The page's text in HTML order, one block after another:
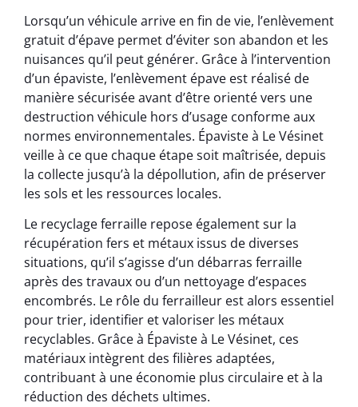
Lorsqu’un véhicule arrive en fin de vie, l’enlèvement
gratuit d’épave permet d’éviter son abandon et les
nuisances qu’il peut générer. Grâce à l’intervention
d’un épaviste, l’enlèvement épave est réalisé de
manière sécurisée avant d’être orienté vers une
destruction véhicule hors d’usage conforme aux
normes environnementales. Épaviste à Le Vésinet
veille à ce que chaque étape soit maîtrisée, depuis
la collecte jusqu’à la dépollution, afin de préserver
les sols et les ressources locales.
Le recyclage ferraille repose également sur la
récupération fers et métaux issus de diverses
situations, qu’il s’agisse d’un débarras ferraille
après des travaux ou d’un nettoyage d’espaces
encombrés. Le rôle du ferrailleur est alors essentiel
pour trier, identifier et valoriser les métaux
recyclables. Grâce à Épaviste à Le Vésinet, ces
matériaux intègrent des filières adaptées,
contribuant à une économie plus circulaire et à la
réduction des déchets ultimes.